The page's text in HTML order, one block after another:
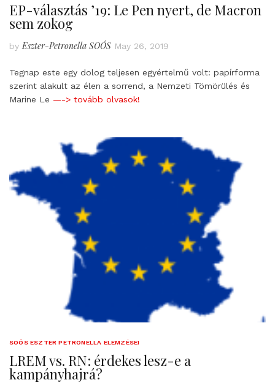
EP-választás ’19: Le Pen nyert, de Macron
sem zokog
byEszter-Petronella SOÓS May 26, 2019
Tegnap este egy dolog teljesen egyértelmű volt: papírforma
szerint alakult az élen a sorrend, a Nemzeti Tömörülés és
Marine Le —-> tovább olvasok!
SOÓS ESZTER PETRONELLA ELEMZÉSEI
LREM vs. RN: érdekes lesz-e a
kampányhajrá?